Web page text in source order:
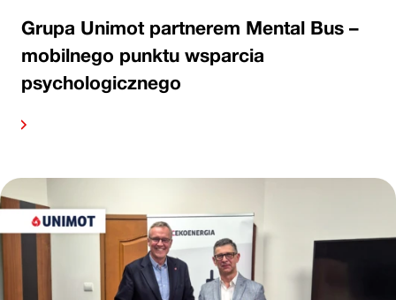
Grupa Unimot partnerem Mental Bus –
mobilnego punktu wsparcia
psychologicznego